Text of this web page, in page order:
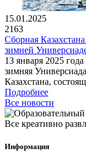
15.01.2025
2163
Сборная
зимней
13 января 2025
зимняя
Казахстана,
Подробнее
Все новости
Все креативно
Информация